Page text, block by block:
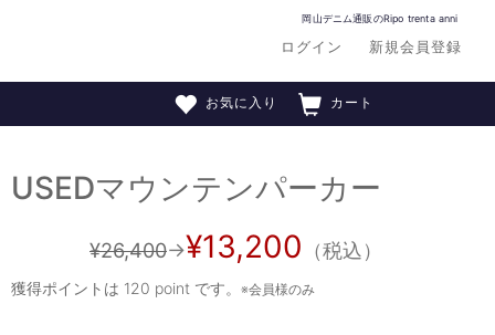
岡山デニム通販のRipo trenta anni
ログイン 新規会員登録
カート
お気に入り
USEDマウンテンパーカー
¥26,400→¥13,200 （税込）
獲得ポイントは 120 point です。※会員様のみ